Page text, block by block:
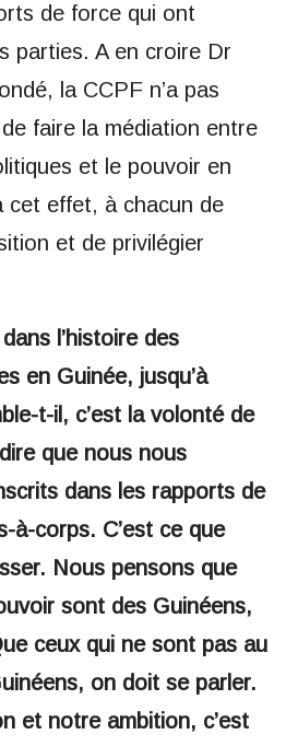
de force qui ont
parties. A en croire Dr
la CCPF n’a pas
faire la médiation entre
et le pouvoir en
cet effet, à chacun de
et de privilégier
l’histoire des
en Guinée, jusqu’à
t-il, c’est la volonté de
que nous nous
dans les rapports de
à-corps. C’est ce que
Nous pensons que
sont des Guinéens,
ceux qui ne sont pas au
on doit se parler.
et notre ambition, c’est